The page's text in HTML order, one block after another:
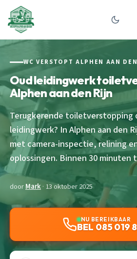
WC VERSTOPT ALPHEN AAN
Oud leidingwerk
Alphen aan den Rijn
Terugkerende toiletverstopping
leidingwerk? In Alphen aan den
met camera-inspectie, relining
oplossingen. Binnen 30 minuten
doorMark· 13 oktober 2025
NU BEREIKBAAR
BEL 085 019